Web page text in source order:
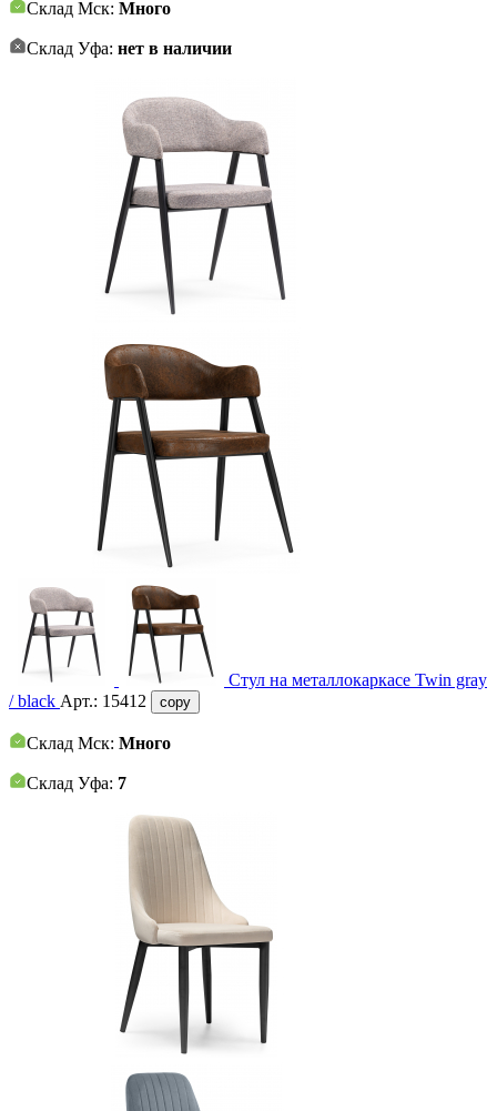
Склад Мск: Много
Склад Уфа: нет в наличии
Стул на металлокаркасе Twin gray
/ black Арт.: 15412 copy
Склад Мск: Много
Склад Уфа: 7